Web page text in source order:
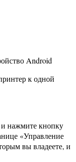
Android
к одной
нажмите кнопку
«Управление
вы владеете, и